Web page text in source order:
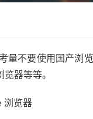
量不要使用国产浏
器等等。
浏览器